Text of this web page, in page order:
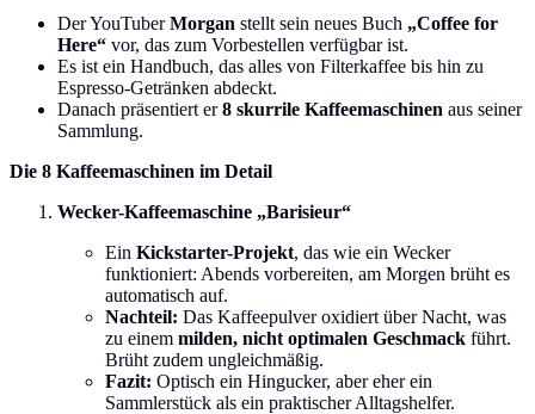
Der YouTuberMorgan stellt sein neues Buch „Coffee for
Here“ vor, das zum Vorbestellen verfügbar ist.
Es ist ein Handbuch, das alles von Filterkaffee bis hin zu
Espresso-Getränken abdeckt.
Danach präsentiert er8 skurrile Kaffeemaschinen aus seiner
Sammlung.
Die 8 Kaffeemaschinen im Detail
Wecker-Kaffeemaschine „Barisieur“
Ein Kickstarter-Projekt, das wie ein Wecker
funktioniert: Abends vorbereiten, am Morgen brüht es
automatisch auf.
Nachteil: Das Kaffeepulver oxidiert über Nacht, was
zu einem milden, nicht optimalen Geschmack führt.
Brüht zudem ungleichmäßig.
Fazit: Optisch ein Hingucker, aber eher ein
Sammlerstück als ein praktischer Alltagshelfer.